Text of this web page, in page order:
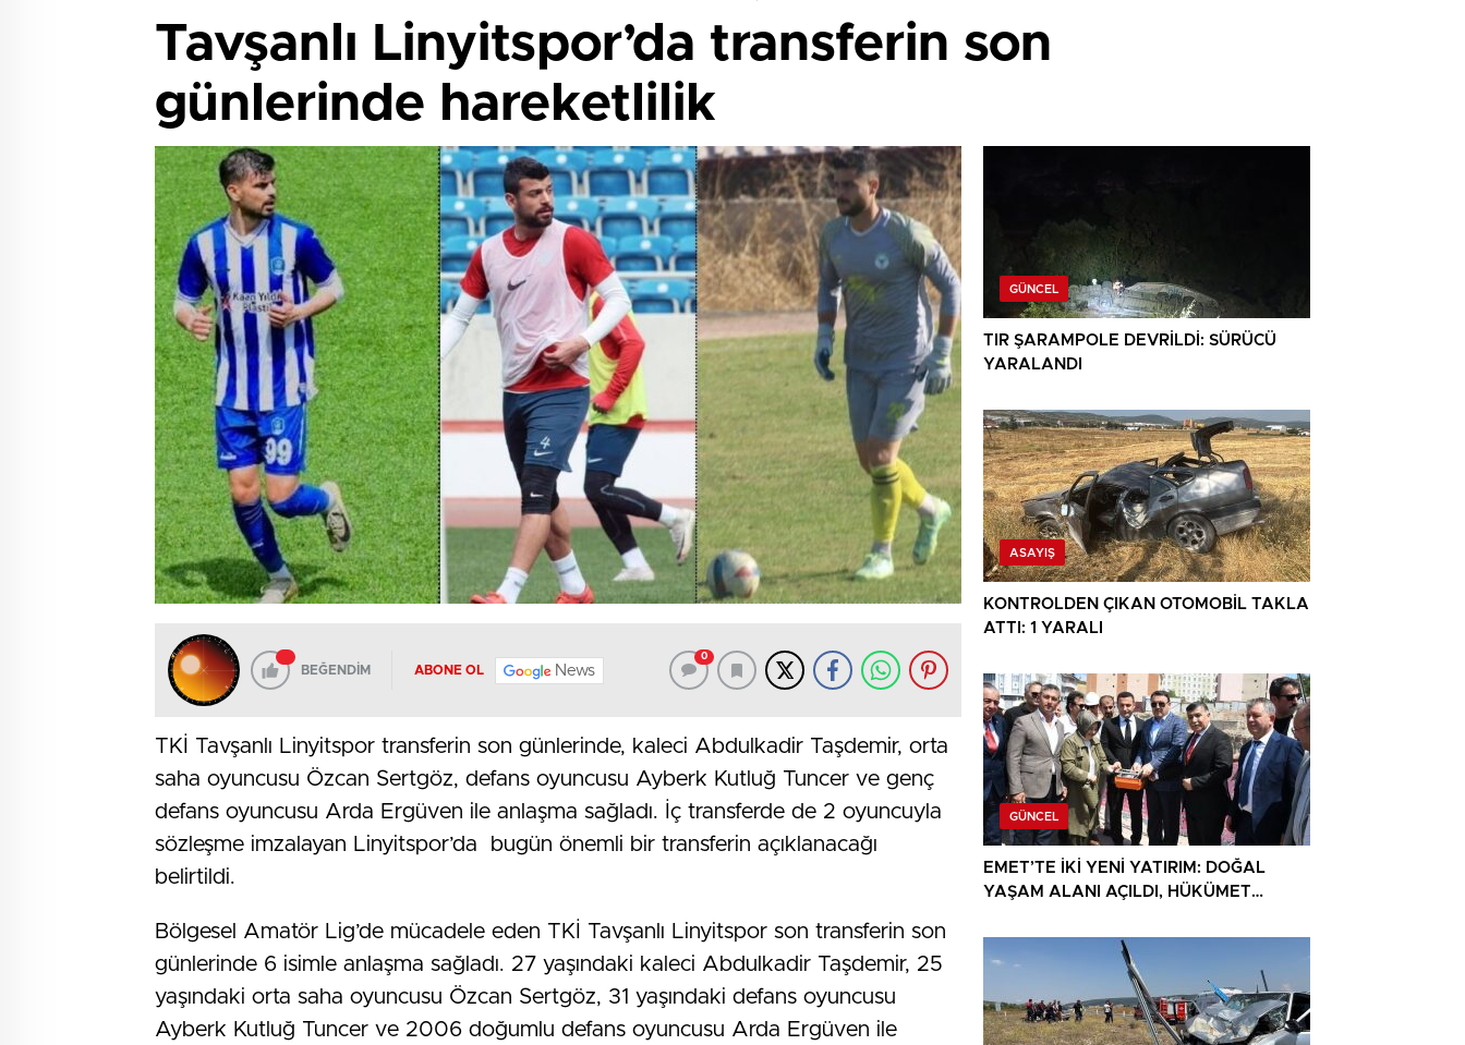
Tavşanlı Linyitspor’da transferin son
günlerinde hareketlilik
BEĞENDİM ABONE OL News
0
TKİ Tavşanlı Linyitspor transferin son günlerinde, kaleci Abdulkadir Taşdemir, orta
saha oyuncusu Özcan Sertgöz, defans oyuncusu Ayberk Kutluğ Tuncer ve genç
defans oyuncusu Arda Ergüven ile anlaşma sağladı. İç transferde de 2 oyuncuyla
sözleşme imzalayan Linyitspor’da bugün önemli bir transferin açıklanacağı
belirtildi.
Bölgesel Amatör Lig’de mücadele eden TKİ Tavşanlı Linyitspor son transferin son
günlerinde 6 isimle anlaşma sağladı. 27 yaşındaki kaleci Abdulkadir Taşdemir, 25
yaşındaki orta saha oyuncusu Özcan Sertgöz, 31 yaşındaki defans oyuncusu
Ayberk Kutluğ Tuncer ve 2006 doğumlu defans oyuncusu Arda Ergüven ile
GÜNCEL
TIR ŞARAMPOLE DEVRİLDİ: SÜRÜCÜ
YARALANDI
ASAYIŞ
KONTROLDEN ÇIKAN OTOMOBİL TAKLA
ATTI: 1 YARALI
GÜNCEL
EMET’TE İKİ YENİ YATIRIM: DOĞAL
YAŞAM ALANI AÇILDI, HÜKÜMET